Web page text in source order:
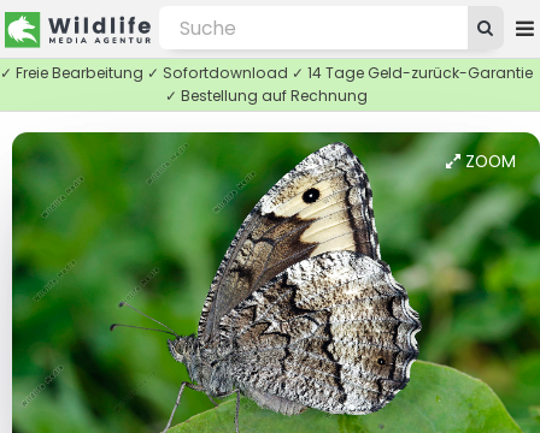
✓ Freie Bearbeitung ✓ Sofortdownload ✓ 14 Tage Geld-zurück-Garantie
✓ Bestellung auf Rechnung
ZOOM